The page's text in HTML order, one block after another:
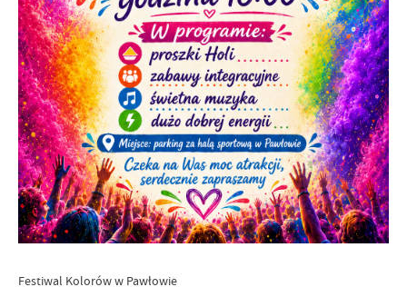
Festiwal Kolorów w Pawłowie